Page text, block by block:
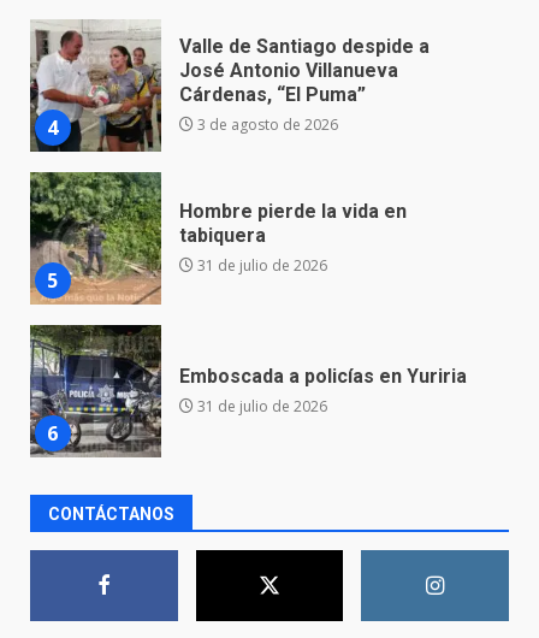
5
Hombre pierde la vida en
tabiquera
31 de julio de 2026
6
Emboscada a policías en Yuriria
31 de julio de 2026
7
Envía Gobierno de la Gente más
de 77 mil
30 de julio de 2026
asume la administración de la
parroquia de Guarapo
5 de agosto de 2026
CONTÁCTANOS